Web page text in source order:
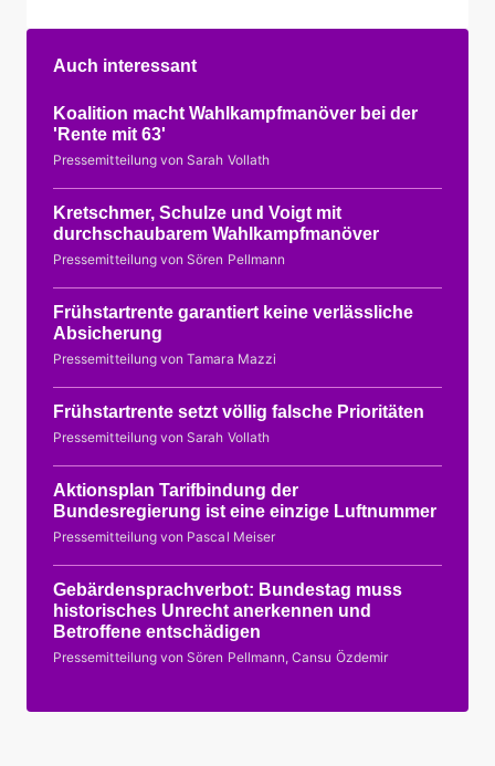
Auch interessant
Koalition macht Wahlkampfmanöver bei der
'Rente mit 63'
Pressemitteilung von Sarah Vollath
Kretschmer, Schulze und Voigt mit
durchschaubarem Wahlkampfmanöver
Pressemitteilung von Sören Pellmann
Frühstartrente garantiert keine verlässliche
Absicherung
Pressemitteilung von Tamara Mazzi
Frühstartrente setzt völlig falsche Prioritäten
Pressemitteilung von Sarah Vollath
Aktionsplan Tarifbindung der
Bundesregierung ist eine einzige Luftnummer
Pressemitteilung von Pascal Meiser
Gebärdensprachverbot: Bundestag muss
historisches Unrecht anerkennen und
Betroffene entschädigen
Pressemitteilung von Sören Pellmann, Cansu Özdemir